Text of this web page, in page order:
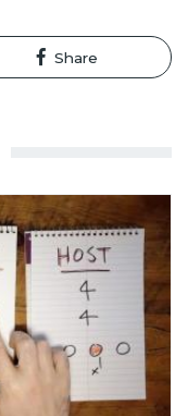
Share